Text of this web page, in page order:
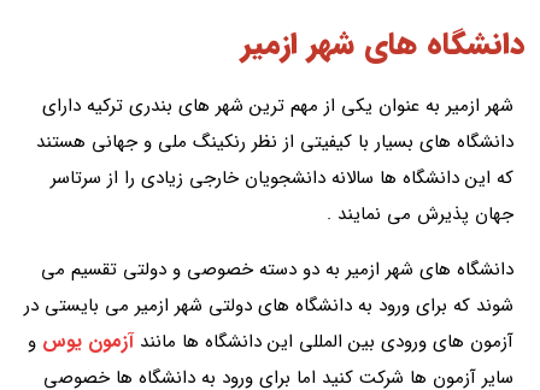
دانشگاه های شهر ازمیر
شهر ازمیر به عنوان یکی از مهم ترین شهر های بندری ترکیه دارای
دانشگاه های بسیار با کیفیتی از نظر رنکینگ ملی و جهانی هستند
که این دانشگاه ها سالانه دانشجویان خارجی زیادی را از سرتاسر
جهان پذیرش می نمایند .
دانشگاه های شهر ازمیر به دو دسته خصوصی و دولتی تقسیم می
شوند که برای ورود به دانشگاه های دولتی شهر ازمیر می بایستی در
آزمون های ورودی بین المللی این دانشگاه ها مانندآزمون یوس و
سایر آزمون ها شرکت کنید اما برای ورود به دانشگاه ها خصوصی